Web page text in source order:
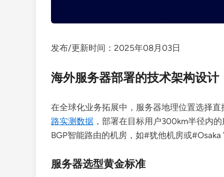
发布/更新时间：2025年08月03日
海外服务器部署的技术架构设计
在全球化业务拓展中，服务器地理位置选择
路实测数据 ，部署在目标用户300km半径内
BGP智能路由的机房，如#犹他机房或#Osaka
服务器选型黄金标准